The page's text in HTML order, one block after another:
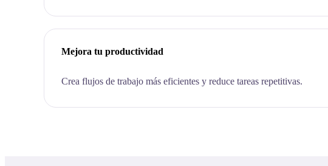
Mejora tu productividad
Crea flujos de trabajo más eficientes y reduce tareas repetitivas.